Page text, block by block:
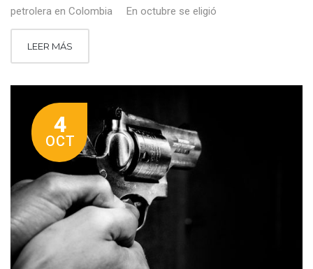
petrolera en Colombia En octubre se eligió
LEER MÁS
4
OCT